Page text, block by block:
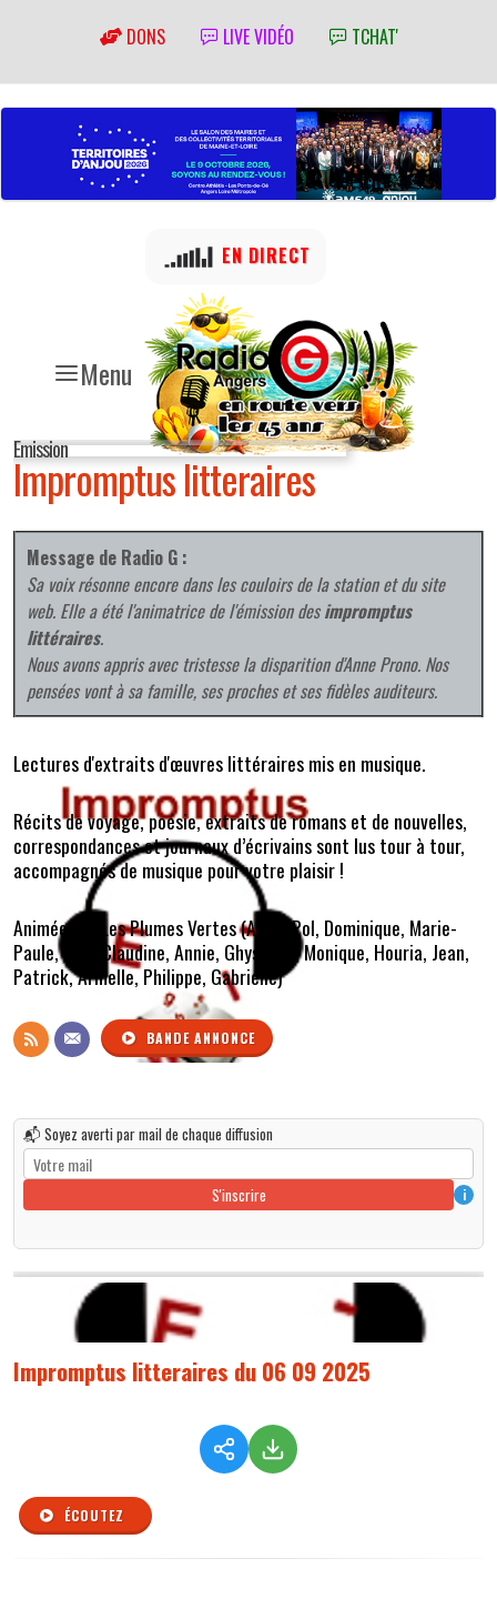
DONS LIVE VIDÉO TCHAT'
Menu
EN DIRECT
Emission
Impromptus litteraires
Message de Radio G :
Sa voix résonne encore dans les couloirs de la station et du site
web. Elle a été l'animatrice de l'émission desimpromptus
littéraires.
Nous avons appris avec tristesse la disparition d'Anne Prono. Nos
pensées vont à sa famille, ses proches et ses fidèles auditeurs.
Lectures d'extraits d'œuvres littéraires mis en musique.
Récits de voyage, poésie, extraits de romans et de nouvelles,
correspondances et journaux d’écrivains sont lus tour à tour,
accompagnés de musique pour votre plaisir !
Animée par Les Plumes Vertes (Anne, Pol, Dominique, Marie-
Paule, Ivan, Claudine, Annie, Ghyslaine, Monique, Houria, Jean,
Patrick, Armelle, Philippe, Gabrielle)
BANDE ANNONCE
📬 Soyez averti par mail de chaque diffusion
S'inscrire i
Impromptus litteraires du 06 09 2025
ÉCOUTEZ